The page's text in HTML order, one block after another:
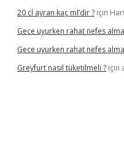
20 cl ayran kaç ml’dir ? için
Gece uyurken rahat nefes
Gece uyurken rahat nefes
Greyfurt nasıl tüketilmeli ? için